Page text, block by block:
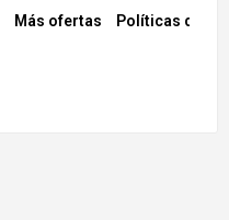
Más ofertas Políticas de la